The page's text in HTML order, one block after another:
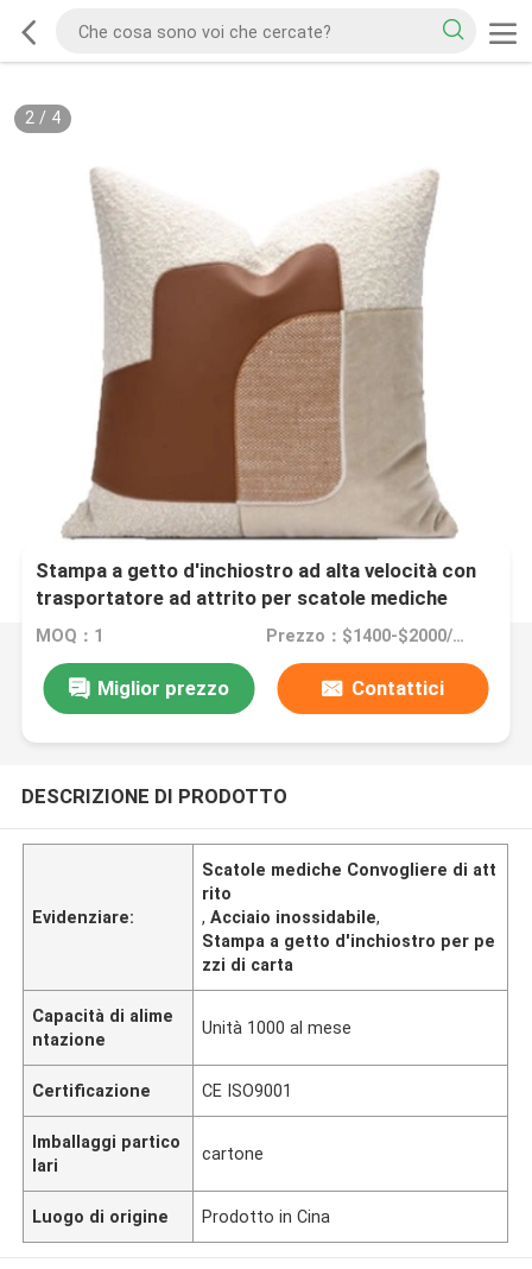
2/ 4
Stampa a getto d'inchiostro ad alta velocità con
trasportatore ad attrito per scatole mediche
MOQ：1 Prezzo：$1400-$2000/Set
Miglior prezzo Contattici
DESCRIZIONE DI PRODOTTO
Evidenziare:
Scatole mediche Convogliere di att
rito
,Acciaio inossidabile,
Stampa a getto d'inchiostro per pe
zzi di carta
Capacità di alime
ntazione
Unità 1000 al mese
Certificazione CE ISO9001
Imballaggi partico
lari
cartone
Luogo di origine Prodotto in Cina